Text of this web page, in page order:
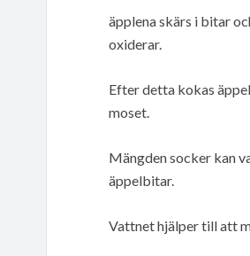
äpplena skärs i bitar
oxiderar.
Efter detta kokas
moset.
Mängden socker kan
äppelbitar.
Vattnet hjälper till att